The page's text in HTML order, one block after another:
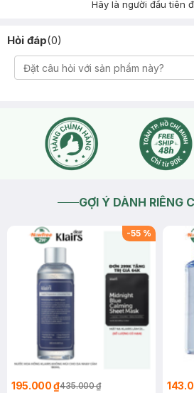
Hãy là người đầu tiên
Hỏi đáp(0)
GỢI Ý DÀNH RIÊNG
-55 %
195.000 ₫435.000 ₫